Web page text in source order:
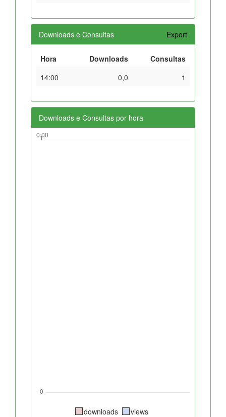
Downloads e Consultas Export
Hora Downloads
Consultas
14:00
0,0 1
Downloads e Consultas por hora
downloads views